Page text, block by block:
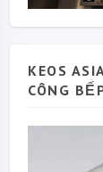
KEOS
CÔNG